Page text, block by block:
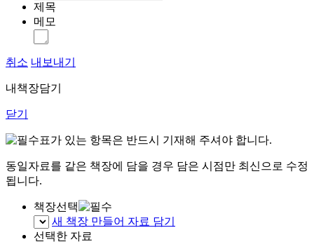
제목
메모
취소 내보내기
내책장담기
닫기
표가 있는 항목은 반드시 기재해 주셔야 합니다.
동일자료를 같은 책장에 담을 경우 담은 시점만 최신으로 수정
됩니다.
책장선택
새 책장 만들어 자료 담기
선택한 자료